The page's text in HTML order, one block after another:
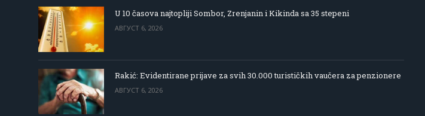
U 10 časova najtopliji Sombor, Zrenjanin i Kikinda sa 35 stepeni
АВГУСТ 6, 2026
Rakić: Evidentirane prijave za svih 30.000 turističkih vaučera za penzionere
АВГУСТ 6, 2026